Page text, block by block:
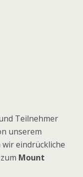
Teilnehmer
unserem
eindrückliche
Mount